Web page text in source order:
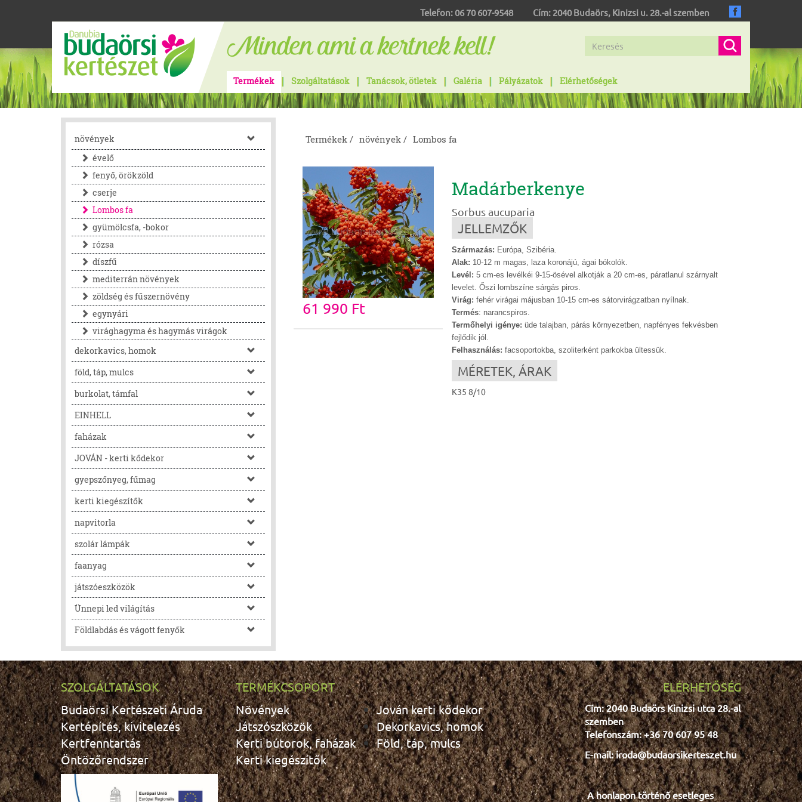
Telefon:06 70 607-9548 Cím: 2040 Budaörs, Kinizsi u. 28.-al szemben
Termékek Szolgáltatások Tanácsok, ötletek Galéria Pályázatok Elérhetőségek
növények
évelő
fenyő, örökzöld
cserje
Lombos fa
gyümölcsfa, -bokor
rózsa
díszfű
mediterrán növények
zöldség és fűszernövény
egynyári
virághagyma és hagymás virágok
dekorkavics, homok
föld, táp, mulcs
burkolat, támfal
EINHELL
faházak
JOVÁN - kerti kődekor
gyepszőnyeg, fűmag
kerti kiegészítők
napvitorla
szolár lámpák
faanyag
játszóeszközök
Ünnepi led világítás
Földlabdás és vágott fenyők
Termékek / növények / Lombos fa
61 990 Ft
Madárberkenye
Sorbus aucuparia
JELLEMZŐK
Származás: Európa, Szibéria.
Alak: 10-12 m magas, laza koronájú, ágai bókolók.
Levél: 5 cm-es levélkéi 9-15-ösével alkotják a 20 cm-es, páratlanul szárnyalt
levelet. Őszi lombszíne sárgás piros.
Virág: fehér virágai májusban 10-15 cm-es sátorvirágzatban nyílnak.
Termés: narancspiros.
Termőhelyi igénye: üde talajban, párás környezetben, napfényes fekvésben
fejlődik jól.
Felhasználás: facsoportokba, szoliterként parkokba ültessük.
MÉRETEK, ÁRAK
K35 8/10
SZOLGÁLTATÁSOK
Budaörsi Kertészeti Áruda
Kertépítés, kivitelezés
Kertfenntartás
Öntözőrendszer
TERMÉKCSOPORT
Növények
Jován kerti kődekor
Játszószközök
Dekorkavics, homok
Kerti bútorok, faházak
Föld, táp, mulcs
Kerti kiegészítők
ELÉRHETŐSÉG
Cím: 2040 Budaörs Kinizsi utca 28.-al
szemben
Telefonszám: +36 70 607 95 48
E-mail: iroda@budaorsikerteszet.hu
A honlapon történő esetleges